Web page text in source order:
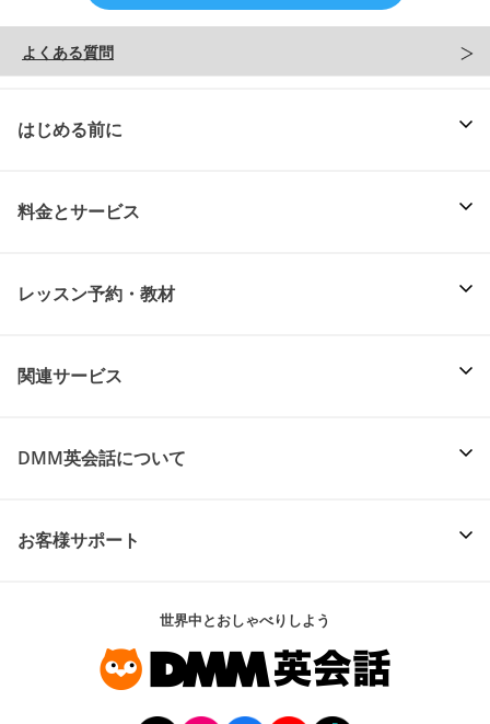
よくある質問
はじめる前に
料金とサービス
レッスン予約・教材
関連サービス
DMM英会話について
お客様サポート
世界中とおしゃべりしよう